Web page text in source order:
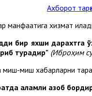
манфаатига хизмат
бир яхши дарахтга
турадир" (Иброҳим
миш хабарларни
аламли азоб